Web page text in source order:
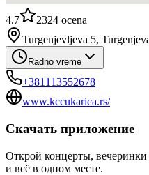
4.7 2324 ocena
Turgenjevljeva 5,
Radno vreme
+381113552678
www.kccukarica.rs/
Скачать приложение
Открой концерты,
и всё в одном месте.